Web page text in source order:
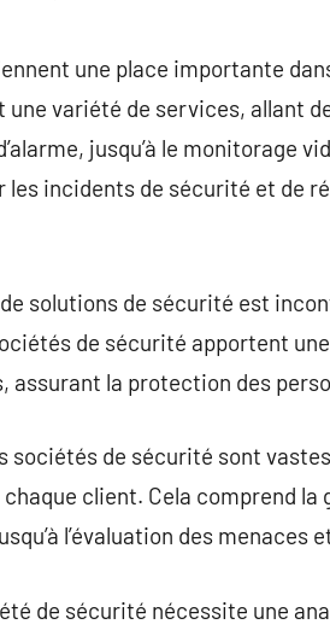
une place importante
variété de services, allant
jusqu’à le monitorage
les incidents de sécurité et de
solutions de sécurité est
de sécurité apportent
assurant la protection des
sociétés de sécurité sont
client. Cela comprend la
l’évaluation des
de sécurité nécessite une